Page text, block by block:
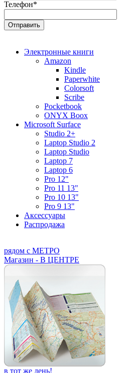
Телефон*
Электронные книги
Amazon
Kindle
Paperwhite
Colorsoft
Scribe
Pocketbook
ONYX Boox
Microsoft Surface
Studio 2+
Laptop Studio 2
Laptop Studio
Laptop 7
Laptop 6
Pro 12"
Pro 11 13"
Pro 10 13"
Pro 9 13"
Аксессуары
Распродажа
рядом с МЕТРО
Магазин - В ЦЕНТРЕ
в тот же день!